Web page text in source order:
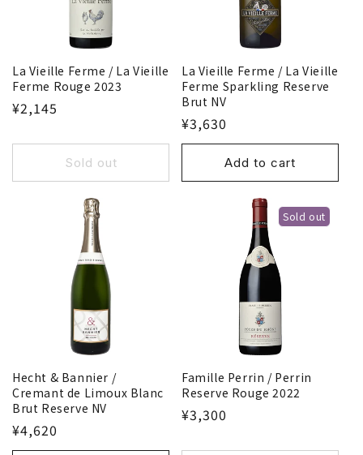
La Vieille Ferme / La Vieille
Ferme Rouge 2023
¥2,145
Sold out
La Vieille Ferme / La Vieille
Ferme Sparkling Reserve
Brut NV
¥3,630
Add to cart
Hecht & Bannier /
Cremant de Limoux Blanc
Brut Reserve NV
¥4,620
Sold out
Famille Perrin / Perrin
Reserve Rouge 2022
¥3,300